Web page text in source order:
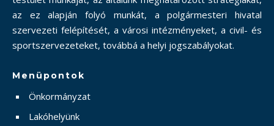
az ez alapján folyó munkát, a polgármesteri hivatal
szervezeti felépítését, a városi intézményeket, a civil- és
sportszervezeteket, továbbá a helyi jogszabályokat.
Menüpontok
Önkormányzat
Lakóhelyünk